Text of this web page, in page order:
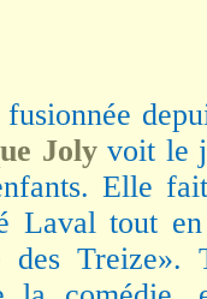
fusionnée
Jolyvoit le
Elle
Laval tout
Treize».